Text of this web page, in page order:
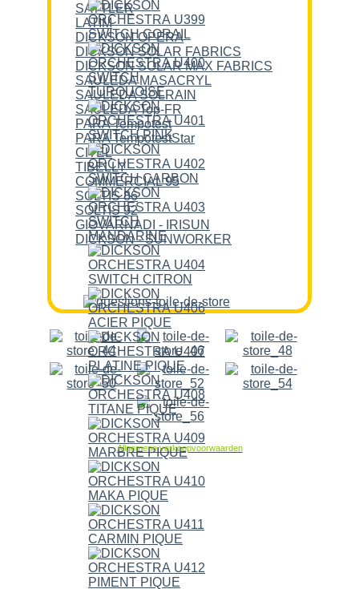
SATTLER
LATIM
DICKSON OPERA
DICKSON SOLAR FABRICS
DICKSON SOLAR MAX FABRICS
SAULEDA MASACRYL
SAULEDA SOLRAIN
SAULEDA Top-FR
PARA Tempotest
PARA TempotestStar
CITEL
TIBELLY
COMMERCIAL 95
SOLTIS 86
SOLTIS 92
GIOVARNADI - IRISUN
DICKSON - SUNWORKER
Allgemene verkoopvoorwaarden